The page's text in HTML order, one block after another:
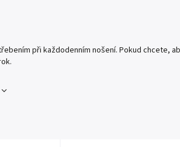
při každodenním nošení. Pokud chcete,